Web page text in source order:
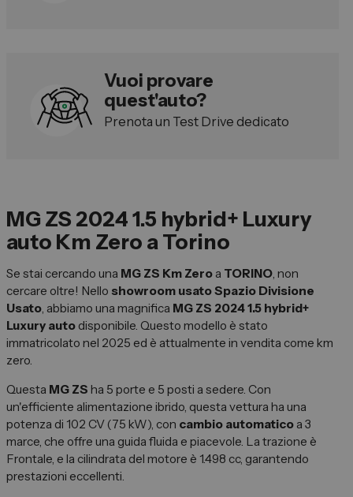
Officina
Carrozzeria
Dipendenti Stellantis
Promozioni
Gruppo Spazio
Il Gruppo Spazio
Impegno per l’Ambiente
Impegno per il Sociale
Comunità Energetica
Sedi e Recapiti
News ed Eventi
Vuoi provare
quest'auto?
Prenota un Test Drive dedicato
MG ZS 2024 1.5 hybrid+ Luxury
auto Km Zero a Torino
Se stai cercando una MG ZS Km Zeroa TORINO, non
cercare oltre! Nello showroom usato Spazio Divisione
Usato, abbiamo una magnifica MG ZS 2024 1.5 hybrid+
Luxury autodisponibile. Questo modello è stato
immatricolato nel 2025 ed è attualmente in vendita come km
zero.
Questa MG ZS ha 5 porte e 5 posti a sedere. Con
un'efficiente alimentazione ibrido, questa vettura ha una
potenza di 102 CV (75 kW), con cambio automaticoa 3
marce, che offre una guida fluida e piacevole. La trazione è
Frontale, e la cilindrata del motore è 1.498 cc, garantendo
prestazioni eccellenti.